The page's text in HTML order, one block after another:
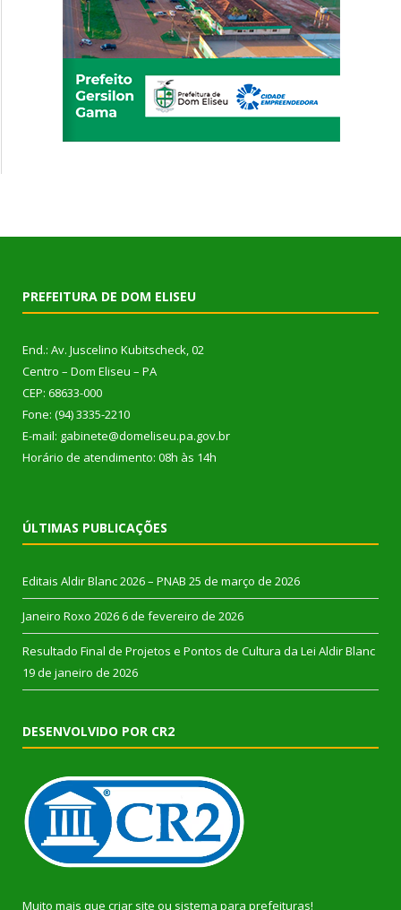
PREFEITURA DE DOM ELISEU
End.: Av. Juscelino Kubitscheck, 02
Centro – Dom Eliseu – PA
CEP: 68633-000
Fone: (94) 3335-2210
E-mail: gabinete@domeliseu.pa.gov.br
Horário de atendimento: 08h às 14h
ÚLTIMAS PUBLICAÇÕES
Editais Aldir Blanc 2026 – PNAB 25 de março de 2026
Janeiro Roxo 2026 6 de fevereiro de 2026
Resultado Final de Projetos e Pontos de Cultura da Lei Aldir Blanc
19 de janeiro de 2026
DESENVOLVIDO POR CR2
Muito mais que criar site ou sistema para prefeituras!